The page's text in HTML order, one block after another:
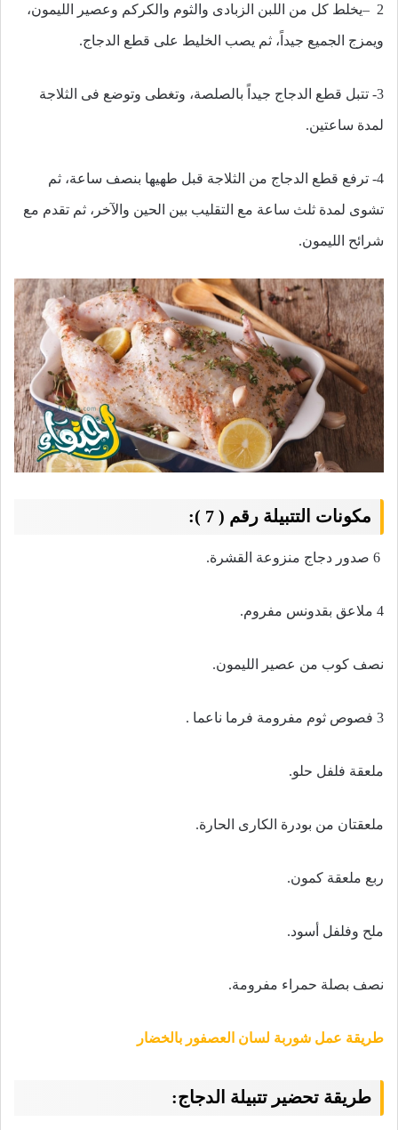
2
–يخلط كل من اللبن الزبادى والثوم والكركم وعصير الليمون،
ويمزج الجميع جيداً، ثم يصب الخليط على قطع الدجاج.
3- تتبل قطع الدجاج جيداً بالصلصة، وتغطى وتوضع فى الثلاجة
لمدة ساعتين.
4- ترفع قطع الدجاج من الثلاجة قبل طهيها بنصف ساعة، ثم
تشوى لمدة ثلث ساعة مع التقليب بين الحين والآخر، ثم تقدم مع
شرائح الليمون.
مكونات التتبيلة رقم ( 7 ):
6 صدور دجاج منزوعة القشرة.
4 ملاعق بقدونس مفروم .
نصف كوب من عصير الليمون.
3 فصوص ثوم مفرومة فرما ناعما .
ملعقة فلفل حلو.
ملعقتان من بودرة الكارى الحارة.
ربع ملعقة كمون.
ملح وفلفل أسود.
نصف بصلة حمراء مفرومة.
طريقة عمل شوربة لسان العصفور بالخضار
طريقة تحضير تتبيلة الدجاج: